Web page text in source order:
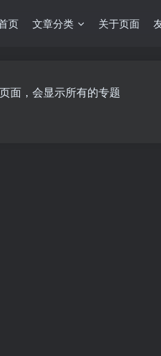
页 文章分类 关于页面
面，会显示所有的专题